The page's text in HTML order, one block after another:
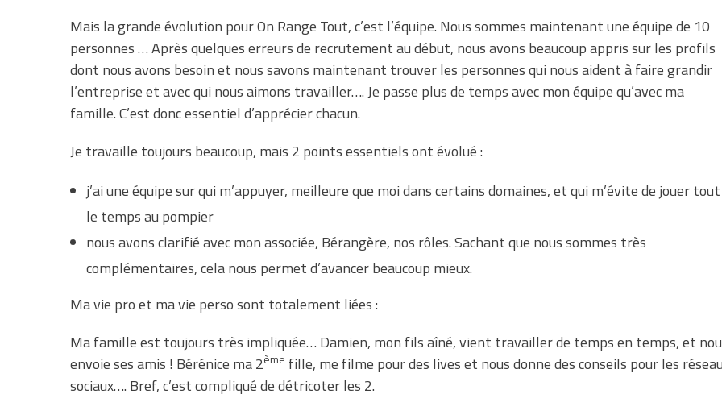
Mais la grande évolution pour On Range Tout, c’est l’équipe. Nous sommes maintenant une équipe de 10
personnes … Après quelques erreurs de recrutement au début, nous avons beaucoup appris sur les profils
dont nous avons besoin et nous savons maintenant trouver les personnes qui nous aident à faire grandir
l’entreprise et avec qui nous aimons travailler…. Je passe plus de temps avec mon équipe qu’avec ma
famille. C’est donc essentiel d’apprécier chacun.
Je travaille toujours beaucoup, mais 2 points essentiels ont évolué :
j’ai une équipe sur qui m’appuyer, meilleure que moi dans certains domaines, et qui m’évite de jouer tout
le temps au pompier
nous avons clarifié avec mon associée, Bérangère, nos rôles. Sachant que nous sommes très
complémentaires, cela nous permet d’avancer beaucoup mieux.
Ma vie pro et ma vie perso sont totalement liées :
Ma famille est toujours très impliquée… Damien, mon fils aîné, vient travailler de temps en temps, et
envoie ses amis ! Bérénice ma 2ème fille, me filme pour des lives et nous donne des conseils pour les
sociaux…. Bref, c’est compliqué de détricoter les 2.